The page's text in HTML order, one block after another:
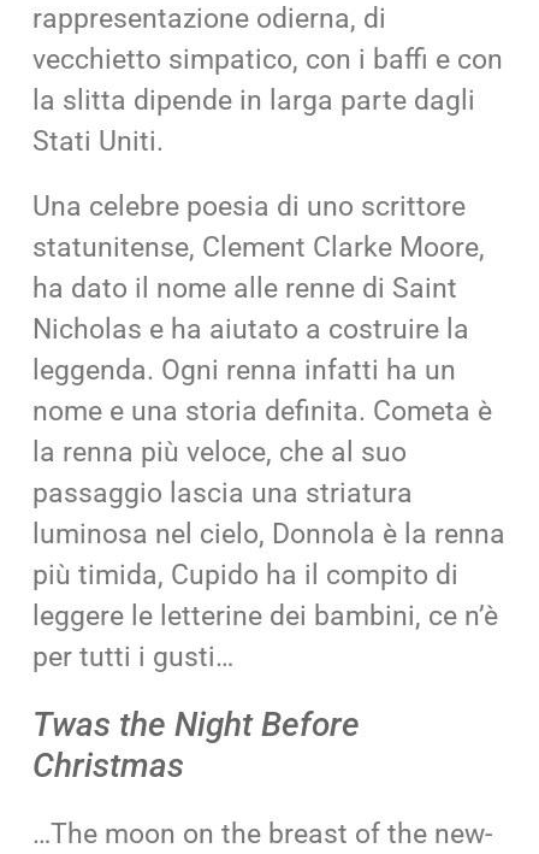
rappresentazione odierna, di
vecchietto simpatico, con i baffi e con
la slitta dipende in larga parte dagli
Stati Uniti.
Una celebre poesia di uno scrittore
statunitense, Clement Clarke Moore,
ha dato il nome alle renne di Saint
Nicholas e ha aiutato a costruire la
leggenda. Ogni renna infatti ha un
nome e una storia definita. Cometa è
la renna più veloce, che al suo
passaggio lascia una striatura
luminosa nel cielo, Donnola è la renna
più timida, Cupido ha il compito di
leggere le letterine dei bambini, ce n’è
per tutti i gusti…
Twas the Night Before
Christmas
…The moon on the breast of the new-